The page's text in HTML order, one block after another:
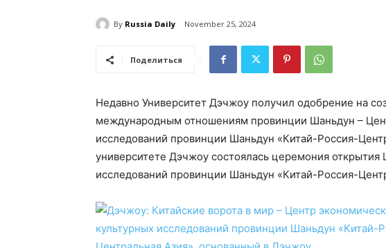
By Russia Daily November 25, 2024
Поделиться
Недавно Университет Дэчжоу получил одобрение на
международным отношениям провинции Шаньдун –
исследований провинции Шаньдун «Китай-Россия-
университете Дэчжоу состоялась церемония открытия
исследований провинции Шаньдун «Китай-Россия-